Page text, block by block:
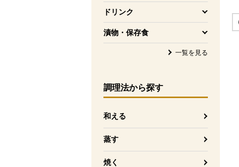
ドリンク
を開く
漬物・保存食
を開く
一覧を見る
調理法から探す
和える
蒸す
焼く